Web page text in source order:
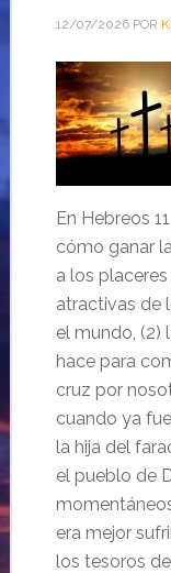
12/07/2026POR
En Hebreos
cómo ganar
a los
atractivas de
el mundo, (2)
hace para
cruz por
cuando ya
la hija del
el pueblo de
era mejor
los tesoros